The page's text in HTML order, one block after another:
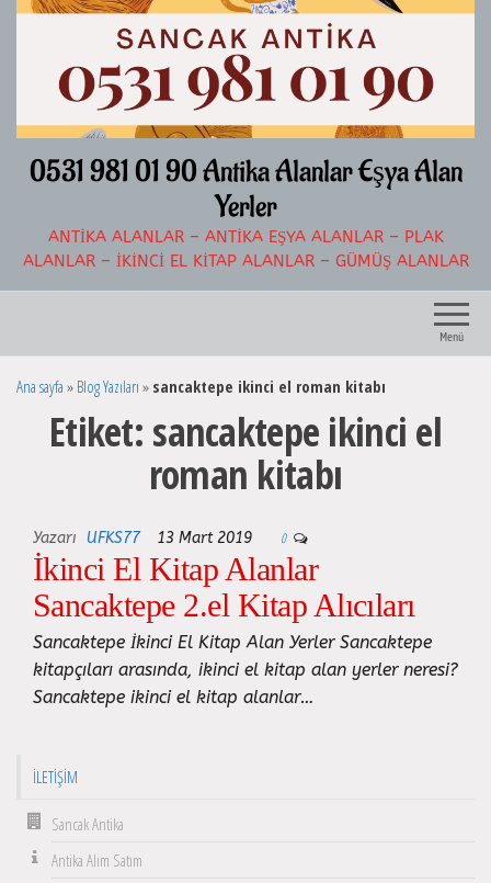
İçeriğe
0531 981 01 90 Antika Alanlar Eşya Alan
Yerler
ANTIKA ALANLAR – ANTIKA EŞYA ALANLAR – PLAK
ALANLAR – İKINCI EL KITAP ALANLAR – GÜMÜŞ ALANLAR
Menü
Ana sayfa » Blog Yazıları » sancaktepe ikinci el roman kitabı
Etiket: sancaktepe ikinci el
roman kitabı
Yazarı UFKS77 13 Mart 2019 0
İkinci El Kitap Alanlar
Sancaktepe 2.el Kitap Alıcıları
Sancaktepe İkinci El Kitap Alan Yerler Sancaktepe
kitapçıları arasında, ikinci el kitap alan yerler neresi?
Sancaktepe ikinci el kitap alanlar…
İLETIŞIM
Sancak Antika
Antika Alım Satım